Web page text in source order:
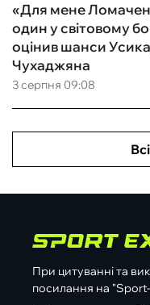
3 серпня 09:08
«Для мене
один у світовому
оцінив шанси
Чухаджяна
При цитуванні та
посилання на